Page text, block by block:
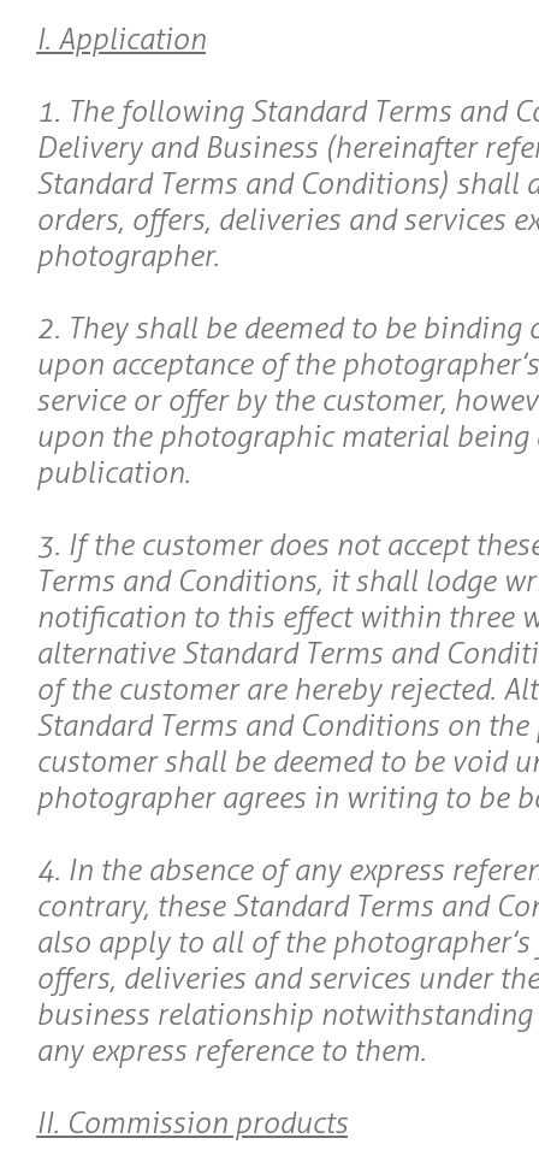
I. Application
1. The following Standard Terms and
Delivery and Business (hereinafter
Standard Terms and Conditions) shall
orders, offers, deliveries and services
photographer.
2. They shall be deemed to be binding
upon acceptance of the
service or offer by the customer,
upon the photographic material being
publication.
3. If the customer does not accept
Terms and Conditions, it shall lodge
notification to this effect within three
alternative Standard Terms and
of the customer are hereby rejected.
Standard Terms and Conditions on
customer shall be deemed to be void
photographer agrees in writing to be
4. In the absence of any express
contrary, these Standard Terms and
also apply to all of the
offers, deliveries and services under
business relationship notwithstanding
any express reference to them.
II. Commission products